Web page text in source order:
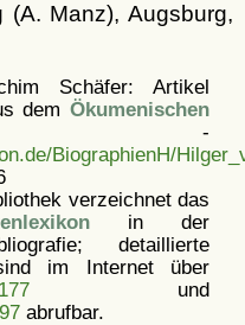
(A. Manz), Augsburg,
Schäfer: Artikel
dem Ökumenischen
BiographienH/
verzeichnet das
in der
detaillierte
im Internet über
und
abrufbar.